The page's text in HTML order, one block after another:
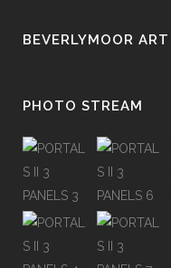
BEVERLYMOOR
PHOTO STREAM